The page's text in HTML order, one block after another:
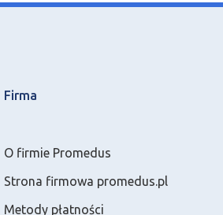
Firma
O firmie Promedus
Strona firmowa promedus.pl
Metody płatności